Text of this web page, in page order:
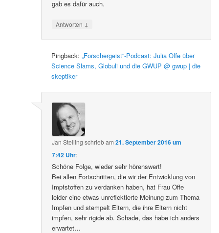
gab es dafür auch.
Antworten ↓
Pingback:„Forschergeist“-Podcast: Julia Offe über
Science Slams, Globuli und die GWUP @ gwup | die
skeptiker
Jan Stelling schriebam21. September 2016 um
7:42 Uhr:
Schöne Folge, wieder sehr hörenswert!
Bei allen Fortschritten, die wir der Entwicklung von
Impfstoffen zu verdanken haben, hat Frau Offe
leider eine etwas unreflektierte Meinung zum Thema
Impfen und stempelt Eltern, die ihre Eltern nicht
impfen, sehr rigide ab. Schade, das habe ich anders
erwartet…